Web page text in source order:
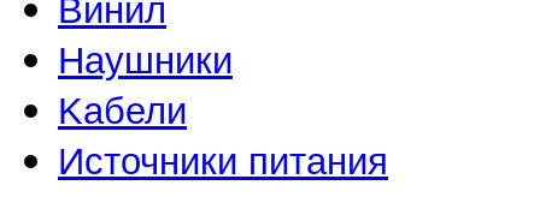
Винил
Наушники
Kабели
Источники питания